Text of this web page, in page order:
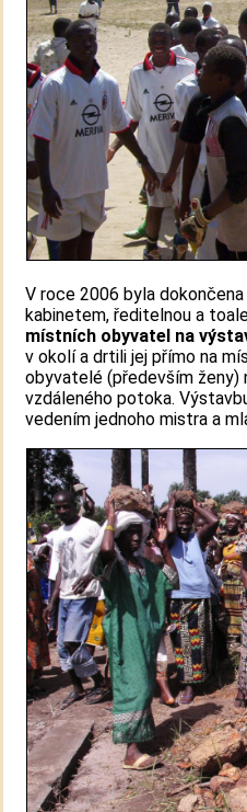
V roce 2006 byla
kabinetem, ředitelnou a
místních obyvatel na
v okolí a drtili jej přímo na
obyvatelé (především ženy)
vzdáleného potoka.
vedením jednoho mistra a